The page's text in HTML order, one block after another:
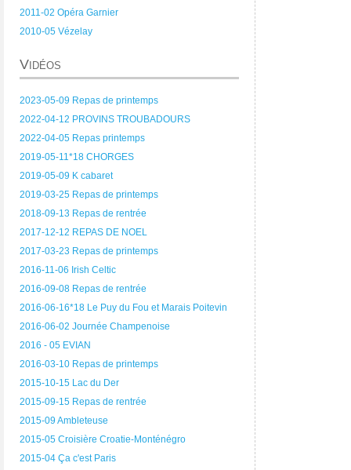
2011-02 Opéra Garnier
2010-05 Vézelay
Vidéos
2023-05-09 Repas de printemps
2022-04-12 PROVINS TROUBADOURS
2022-04-05 Repas printemps
2019-05-11*18 CHORGES
2019-05-09 K cabaret
2019-03-25 Repas de printemps
2018-09-13 Repas de rentrée
2017-12-12 REPAS DE NOEL
2017-03-23 Repas de printemps
2016-11-06 Irish Celtic
2016-09-08 Repas de rentrée
2016-06-16*18 Le Puy du Fou et Marais Poitevin
2016-06-02 Journée Champenoise
2016 - 05 EVIAN
2016-03-10 Repas de printemps
2015-10-15 Lac du Der
2015-09-15 Repas de rentrée
2015-09 Ambleteuse
2015-05 Croisière Croatie-Monténégro
2015-04 Ça c'est Paris